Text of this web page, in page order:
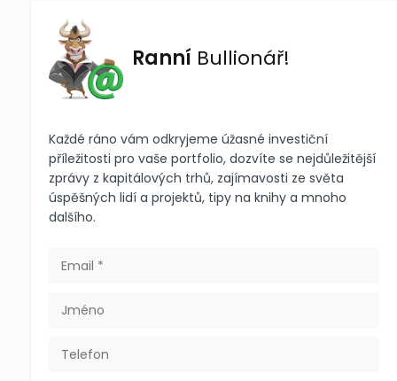
Ranní Bullionář!
Každé ráno vám odkryjeme úžasné investiční
příležitosti pro vaše portfolio, dozvíte se nejdůležitější
zprávy z kapitálových trhů, zajímavosti ze světa
úspěšných lidí a projektů, tipy na knihy a mnoho
dalšího.